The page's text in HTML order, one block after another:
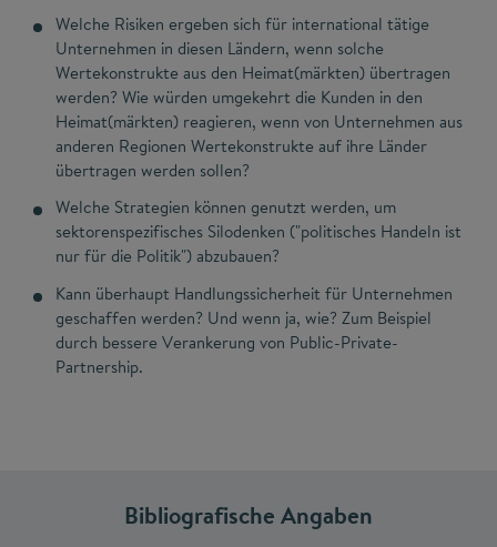
Welche Risiken ergeben sich für international tätige
Unternehmen in diesen Ländern, wenn solche
Wertekonstrukte aus den Heimat(märkten) übertragen
werden? Wie würden umgekehrt die Kunden in den
Heimat(märkten) reagieren, wenn von Unternehmen aus
anderen Regionen Wertekonstrukte auf ihre Länder
übertragen werden sollen?
Welche Strategien können genutzt werden, um
sektorenspezifisches Silodenken ("politisches Handeln ist
nur für die Politik") abzubauen?
Kann überhaupt Handlungssicherheit für Unternehmen
geschaffen werden? Und wenn ja, wie? Zum Beispiel
durch bessere Verankerung von Public-Private-
Partnership.
Bibliografische Angaben